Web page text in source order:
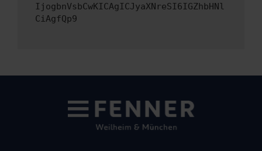
IjogbnVsbCwKICAgICJyaXNreSI6IGZhbHNl
CiAgfQp9